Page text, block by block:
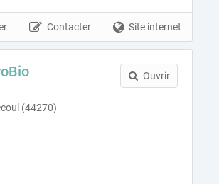
Site internet
Contacter
(44270)
Ouvrir